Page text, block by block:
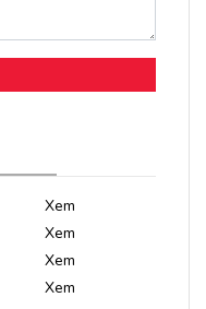
Xem
Xem
Xem
Xem